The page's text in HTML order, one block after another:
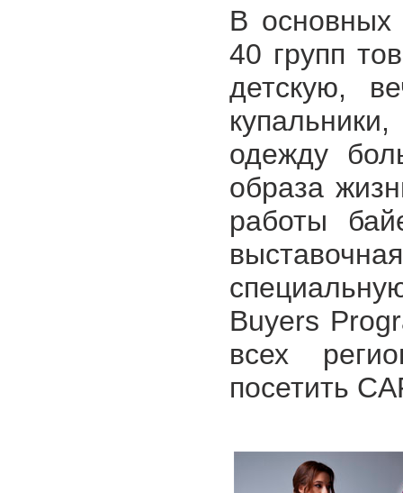
В основных
40 групп
детскую,
одежду
образа
работы
Buyers
всех
посетить